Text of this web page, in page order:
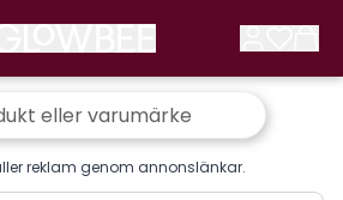
reklam genom annonslänkar.